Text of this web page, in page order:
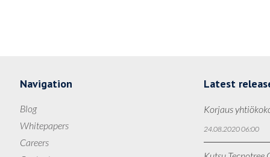
Navigation
Blog
Whitepapers
Careers
Latest
Korjaus
24.08.2020 06:00